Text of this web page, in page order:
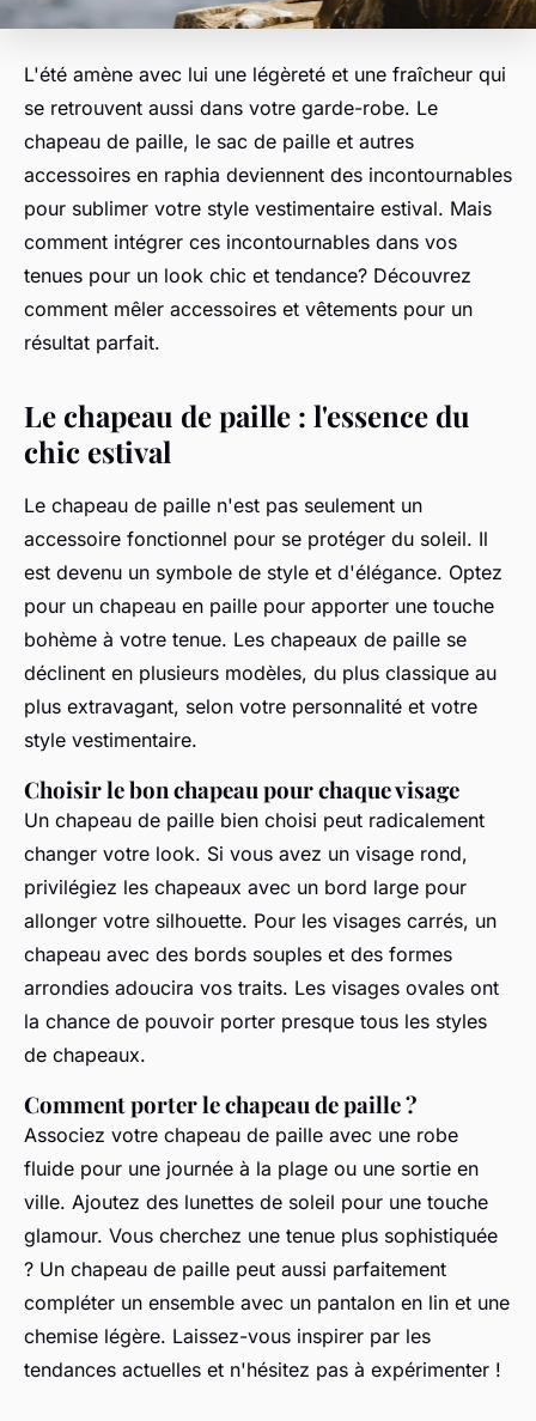
L'été amène avec lui une légèreté et une fraîcheur qui
se retrouvent aussi dans votre garde-robe. Le
chapeau de paille, le sac de paille et autres
accessoires en raphia deviennent des incontournables
pour sublimer votre style vestimentaire estival. Mais
comment intégrer ces incontournables dans vos
tenues pour un look chic et tendance? Découvrez
comment mêler accessoires et vêtements pour un
résultat parfait.
Le chapeau de paille : l'essence du
chic estival
Le chapeau de paille n'est pas seulement un
accessoire fonctionnel pour se protéger du soleil. Il
est devenu un symbole de style et d'élégance. Optez
pour un chapeau en paille pour apporter une touche
bohème à votre tenue. Les chapeaux de paille se
déclinent en plusieurs modèles, du plus classique au
plus extravagant, selon votre personnalité et votre
style vestimentaire.
Choisir le bon chapeau pour chaque visage
Un chapeau de paille bien choisi peut radicalement
changer votre look. Si vous avez un visage rond,
privilégiez les chapeaux avec un bord large pour
allonger votre silhouette. Pour les visages carrés, un
chapeau avec des bords souples et des formes
arrondies adoucira vos traits. Les visages ovales ont
la chance de pouvoir porter presque tous les styles
de chapeaux.
Comment porter le chapeau de paille ?
Associez votre chapeau de paille avec une robe
fluide pour une journée à la plage ou une sortie en
ville. Ajoutez des lunettes de soleil pour une touche
glamour. Vous cherchez une tenue plus sophistiquée
? Un chapeau de paille peut aussi parfaitement
compléter un ensemble avec un pantalon en lin et une
chemise légère. Laissez-vous inspirer par les
tendances actuelles et n'hésitez pas à expérimenter !